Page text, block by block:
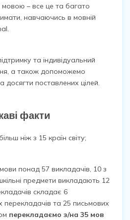
мовою – все це та багато
навчаючись в мовній
та індивідуальний
а також допоможемо
досягти поставлених цілей.
факти
ніж з 15 країн світу;
понад 57 викладачів, 10 з
предмети викладають 12
складає 6
перекладачів та 25 письмових
перекладаємо з/на 35 мов